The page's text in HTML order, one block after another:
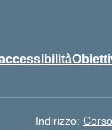
Indirizzo: